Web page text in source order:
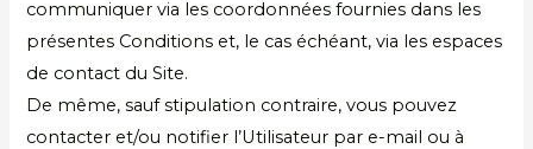
communiquer via les coordonnées fournies dans les
présentes Conditions et, le cas échéant, via les espaces
de contact du Site.
De même, sauf stipulation contraire, vous pouvez
contacter et/ou notifier l’Utilisateur par e-mail ou à